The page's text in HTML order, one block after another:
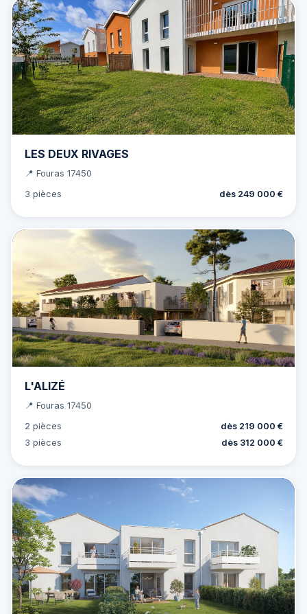
LES DEUX RIVAGES
📍 Fouras 17450
3 pièces
dès 249 000 €
L'ALIZÉ
📍 Fouras 17450
2 pièces
dès 219 000 €
3 pièces
dès 312 000 €